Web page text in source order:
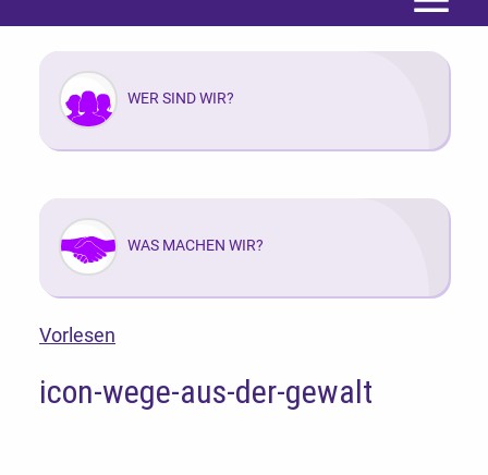
Menü
WER SIND WIR?
WAS MACHEN WIR?
Vorlesen
icon-wege-aus-der-gewalt